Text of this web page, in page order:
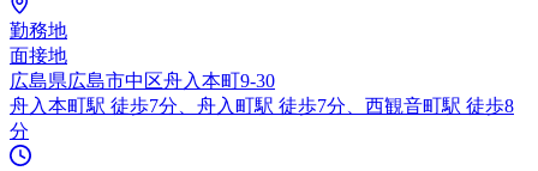
勤務地
面接地
広島県広島市中区舟入本町9-30
舟入本町駅 徒歩7分、舟入町駅 徒歩7分、西観音町駅 徒歩8
分